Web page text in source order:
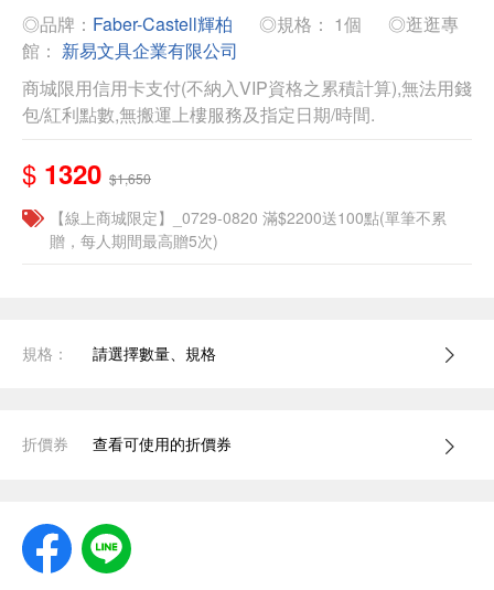
◎品牌： Faber-Castell輝柏 ◎規格： 1個
◎逛逛專
館： 新易文具企業有限公司
商城限用信用卡支付(不納入VIP資格之累積計算),無法用錢
包/紅利點數,無搬運上樓服務及指定日期/時間.
$ 1320 $1,650
【線上商城限定】_0729-0820 滿$2200送100點(單筆不累
贈，每人期間最高贈5次)
規格： 請選擇數量、規格
折價券 查看可使用的折價券